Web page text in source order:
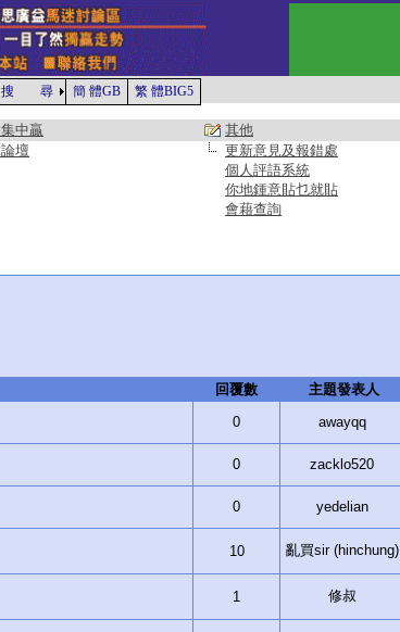
搜 尋 簡 體GB 繁 體BIG5
中贏 其他
壇 更新意見及報錯處
個人評語系統
你地鍾意貼乜就貼
會藉查詢
回覆數 主題發表人
0 awayqq
0 zacklo520
0 yedelian
10 亂買sir (hinchung)
1 修叔